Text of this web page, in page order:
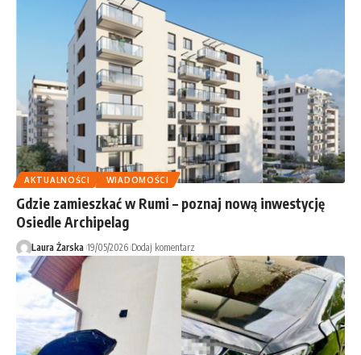
AKTUALNOŚCI WIADOMOŚCI
Gdzie zamieszkać w Rumi – poznaj nową inwestycję
Osiedle Archipelag
Laura Żarska 19/05/2026 Dodaj komentarz